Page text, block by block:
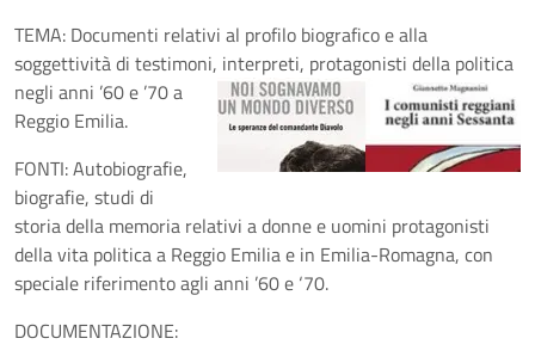
TEMA: Documenti relativi al profilo biografico e alla
soggettività di testimoni, interpreti, protagonisti della politica
negli anni ’60 e ’70 a
Reggio Emilia.
FONTI: Autobiografie,
biografie, studi di
storia della memoria relativi a donne e uomini protagonisti
della vita politica a Reggio Emilia e in Emilia-Romagna, con
speciale riferimento agli anni ’60 e ‘70.
DOCUMENTAZIONE: